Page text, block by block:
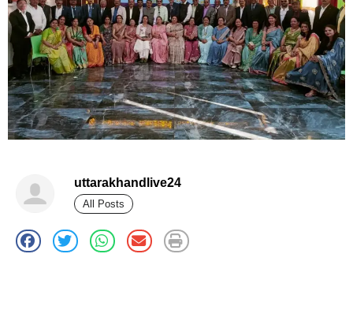
uttarakhandlive24
All Posts